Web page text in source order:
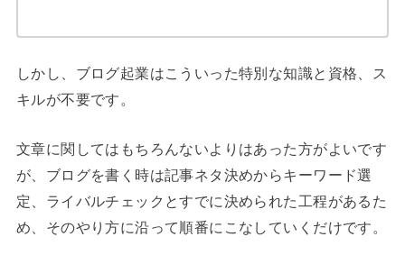
しかし、ブログ起業はこういった特別な知識と資格、ス
キルが不要です。
文章に関してはもちろんないよりはあった方がよいです
が、ブログを書く時は記事ネタ決めからキーワード選
定、ライバルチェックとすでに決められた工程があるた
め、そのやり方に沿って順番にこなしていくだけです。